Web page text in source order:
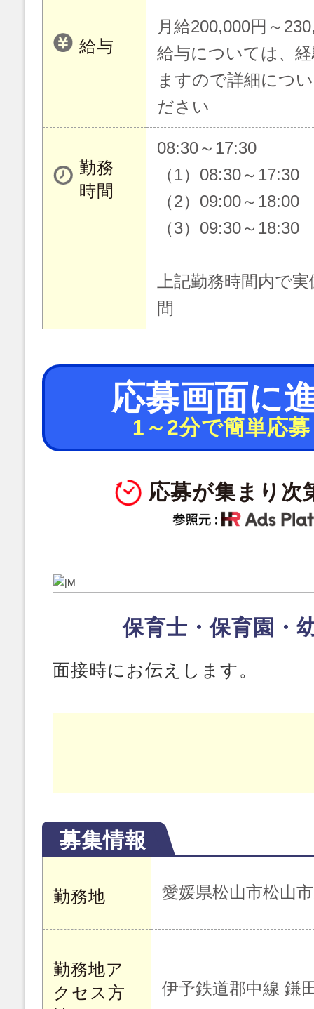
給与
月給200,000円～
給与については、
ますので詳細につ
ださい
勤務
時間
08:30～17:30
（1）08:30～17:30
（2）09:00～18:00
（3）09:30～18:30
上記勤務時間内で
間
応募画面に
1～2分で簡単応
応募が集まり次
保育士・保育園・
面接時にお伝えします。
募集情報
勤務地 愛媛県松山市松山
勤務地ア
クセス方
伊予鉄道郡中線 鎌